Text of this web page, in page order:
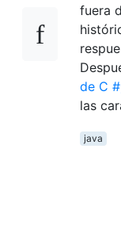
fuera
de C
las
java